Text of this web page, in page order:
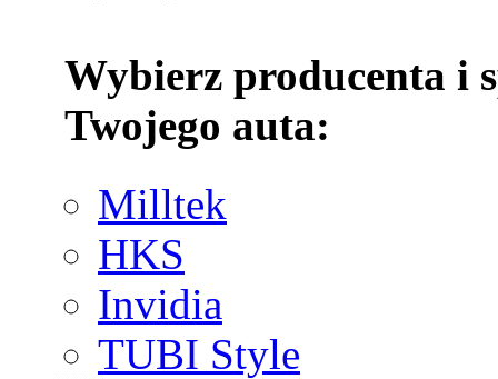
Wybierz producenta i
Twojego auta:
Milltek
HKS
Invidia
TUBI Style